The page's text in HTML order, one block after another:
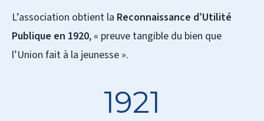
L’association obtient la Reconnaissance d’Utilité
Publique en 1920, « preuve tangible du bien que
l’Union fait à la jeunesse ».
1921